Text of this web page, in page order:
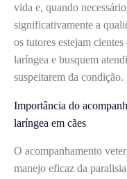
vida e, quando
significativamente a
os tutores estejam
laríngea e busquem
suspeitarem da condição.
Importância do
laríngea em cães
O acompanhamento
manejo eficaz da